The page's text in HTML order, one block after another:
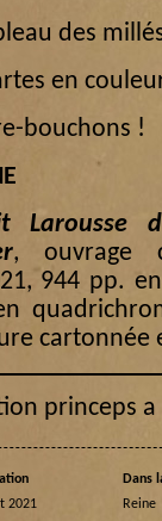
des
en
bouchons !
Larousse
, ouvrage
944 pp.
cartonnée
princeps
2021
Dans